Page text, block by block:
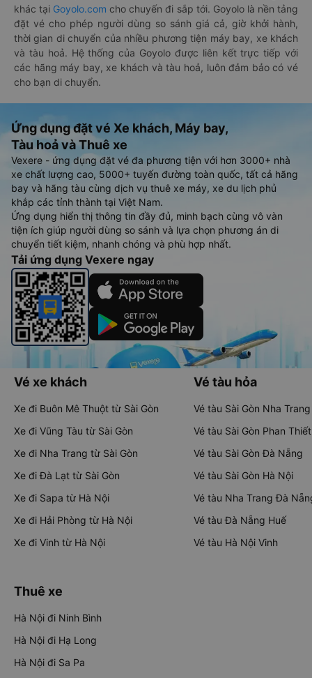
khác tại Goyolo.com cho chuyến đi sắp tới. Goyolo là nền tảng
đặt vé cho phép người dùng so sánh giá cả, giờ khởi hành,
thời gian di chuyển của nhiều phương tiện máy bay, xe khách
và tàu hoả. Hệ thống của Goyolo được liên kết trực tiếp với
các hãng máy bay, xe khách và tàu hoả, luôn đảm bảo có vé
cho bạn di chuyển.
Ứng dụng đặt vé Xe khách, Máy bay,
Tàu hoả và Thuê xe
Vexere - ứng dụng đặt vé đa phương tiện với hơn 3000+ nhà
xe chất lượng cao, 5000+ tuyến đường toàn quốc, tất cả hãng
bay và hãng tàu cùng dịch vụ thuê xe máy, xe du lịch phủ
khắp các tỉnh thành tại Việt Nam.
Ứng dụng hiển thị thông tin đầy đủ, minh bạch cùng vô vàn
tiện ích giúp người dùng so sánh và lựa chọn phương án di
chuyển tiết kiệm, nhanh chóng và phù hợp nhất.
Tải ứng dụng Vexere ngay
Vé xe khách
Xe đi Buôn Mê Thuột từ Sài Gòn
Xe đi Vũng Tàu từ Sài Gòn
Xe đi Nha Trang từ Sài Gòn
Xe đi Đà Lạt từ Sài Gòn
Xe đi Sapa từ Hà Nội
Xe đi Hải Phòng từ Hà Nội
Xe đi Vinh từ Hà Nội
Vé tàu hỏa
Vé tàu Sài Gòn Nha Trang
Vé tàu Sài Gòn Phan Thiết
Vé tàu Sài Gòn Đà Nẵng
Vé tàu Sài Gòn Hà Nội
Vé tàu Nha Trang Đà
Vé tàu Đà Nẵng Huế
Vé tàu Hà Nội Vinh
Thuê xe
Hà Nội đi Ninh Bình
Hà Nội đi Hạ Long
Hà Nội đi Sa Pa